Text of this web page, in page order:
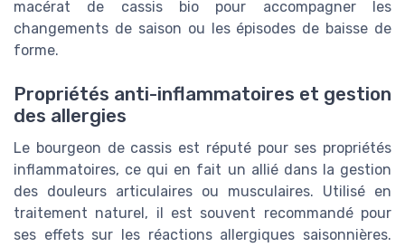
macérat de cassis bio pour accompagner les
changements de saison ou les épisodes de baisse de
forme.
Propriétés anti-inflammatoires et gestion
des allergies
Le bourgeon de cassis est réputé pour ses propriétés
inflammatoires, ce qui en fait un allié dans la gestion
des douleurs articulaires ou musculaires. Utilisé en
traitement naturel, il est souvent recommandé pour
ses effets sur les réactions allergiques saisonnières.